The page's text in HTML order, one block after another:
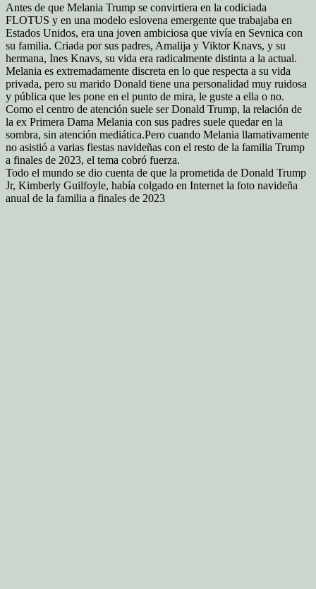
Antes de que Melania Trump se convirtiera en la codiciada
FLOTUS y en una modelo eslovena emergente que trabajaba en
Estados Unidos, era una joven ambiciosa que vivía en Sevnica con
su familia. Criada por sus padres, Amalija y Viktor Knavs, y su
hermana, Ines Knavs, su vida era radicalmente distinta a la actual.
Melania es extremadamente discreta en lo que respecta a su vida
privada, pero su marido Donald tiene una personalidad muy ruidosa
y pública que les pone en el punto de mira, le guste a ella o no.
Como el centro de atención suele ser Donald Trump, la relación de
la ex Primera Dama Melania con sus padres suele quedar en la
sombra, sin atención mediática.Pero cuando Melania llamativamente
no asistió a varias fiestas navideñas con el resto de la familia Trump
a finales de 2023, el tema cobró fuerza.
Todo el mundo se dio cuenta de que la prometida de Donald Trump
Jr, Kimberly Guilfoyle, había colgado en Internet la foto navideña
anual de la familia a finales de 2023